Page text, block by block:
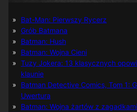
Bat-Man: Pierwszy Rycerz
Grób Batmana
Batman: Hush
Batman: Wojna Cieni
Tuzy Jokera: 13 klasycznych
klaunie
Batman Detective Comics, Tom 1:
Uwertura
Batman: Wojna żartów z zagadkami